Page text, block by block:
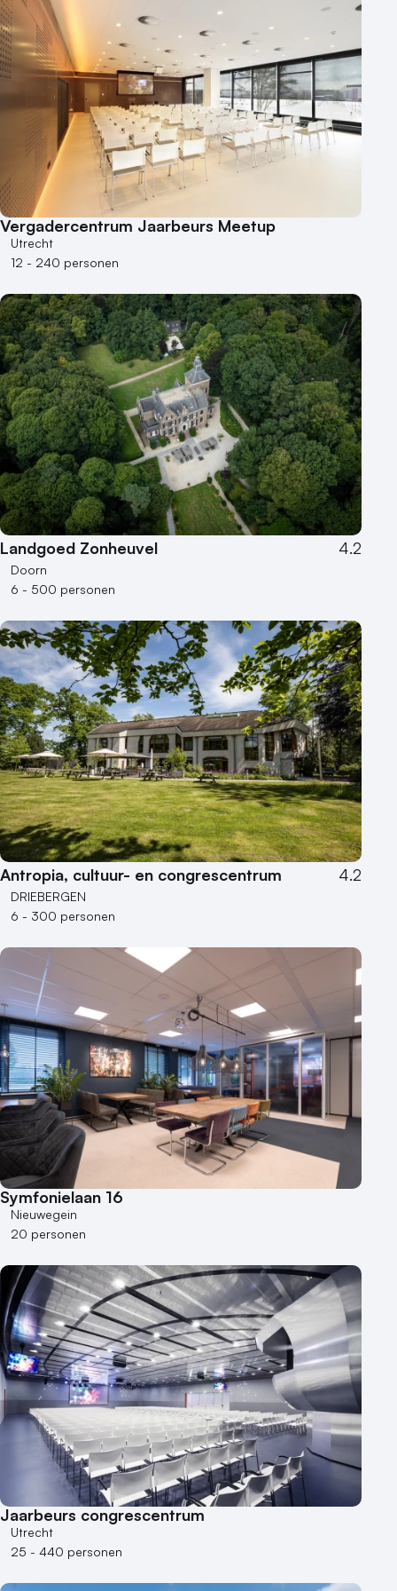
Bijzondere locaties
Buitenlocatie
Duurzame locatie
Groene locatie
Heisessie
Hotel
Hybride events
Industriële locatie
Kasteel en landgoed
Kleine / intieme locatie
Locaties aan zee
Museum
Theater
Varende locatie
Vergadercentrum Jaarbeurs Meetup
Utrecht
12 - 240 personen
Landgoed Zonheuvel 4.2
Doorn
6 - 500 personen
Antropia, cultuur- en congrescentrum 4.2
DRIEBERGEN
6 - 300 personen
Symfonielaan 16
Nieuwegein
20 personen
Jaarbeurs congrescentrum
Utrecht
25 - 440 personen